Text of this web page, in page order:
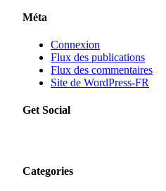
Méta
Connexion
Flux des publications
Flux des commentaires
Site de WordPress-FR
Get Social
Categories